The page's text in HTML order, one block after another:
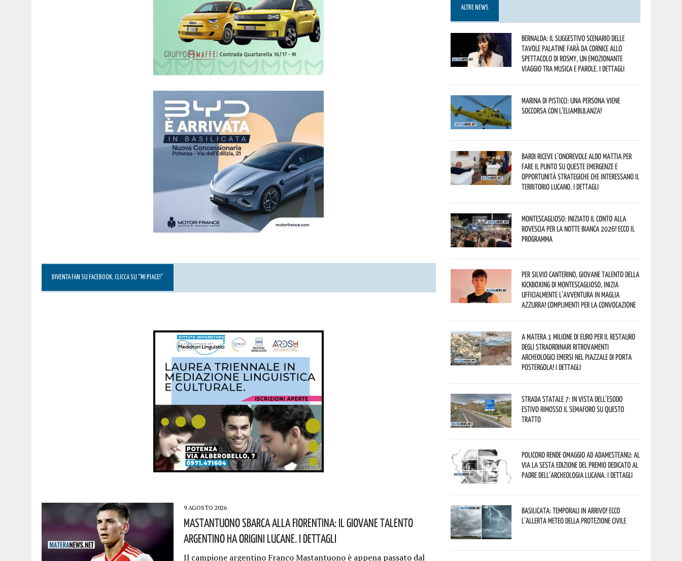
DIVENTA FAN SU FACEBOOK, CLICCA SU “MI PIACE!”
9 AGOSTO 2026
Mastantuono Sbarca Alla Fiorentina: Il Giovane Talento
Argentino Ha Origini Lucane. I Dettagli
Il campione argentino Franco Mastantuono è appena passato dal
ALTRE NEWS
Bernalda: il suggestivo scenario delle
Tavole Palatine farà da cornice allo
spettacolo di Rosmy, un emozionante
viaggio tra musica e parole. I dettagli
Marina di Pisticci: una persona viene
soccorsa con l’eliambulanza!
Bardi riceve l’onorevole Aldo Mattia per
fare il punto su queste emergenze e
opportunità strategiche che interessano il
territorio lucano. I dettagli
Montescaglioso: iniziato il conto alla
rovescia per la Notte Bianca 2026! Ecco il
programma
Per Silvio Canterino, giovane talento della
kickboxing di Montescaglioso, inizia
ufficialmente l’avventura in maglia
azzurra! Complimenti per la convocazione
A Matera 1 milione di euro per il restauro
degli straordinari ritrovamenti
archeologici emersi nel piazzale di Porta
Postergola! I dettagli
Strada statale 7: in vista dell’esodo
estivo rimosso il semaforo su questo
tratto
Policoro rende omaggio ad Adamesteanu: al
via la sesta edizione del Premio dedicato al
padre dell’archeologia lucana. I dettagli
Basilicata: temporali in arrivo! Ecco
l’allerta meteo della Protezione civile